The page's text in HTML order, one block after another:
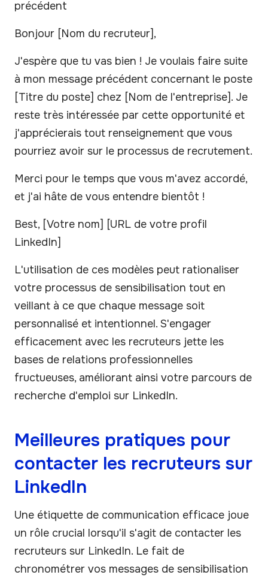
précédent
Bonjour [Nom du recruteur],
J'espère que tu vas bien ! Je voulais faire suite
à mon message précédent concernant le poste
[Titre du poste] chez [Nom de l'entreprise]. Je
reste très intéressée par cette opportunité et
j'apprécierais tout renseignement que vous
pourriez avoir sur le processus de recrutement.
Merci pour le temps que vous m'avez accordé,
et j'ai hâte de vous entendre bientôt !
Best, [Votre nom] [URL de votre profil
LinkedIn]
L'utilisation de ces modèles peut rationaliser
votre processus de sensibilisation tout en
veillant à ce que chaque message soit
personnalisé et intentionnel. S'engager
efficacement avec les recruteurs jette les
bases de relations professionnelles
fructueuses, améliorant ainsi votre parcours de
recherche d'emploi sur LinkedIn.
Meilleures pratiques pour
contacter les recruteurs sur
LinkedIn
Une étiquette de communication efficace joue
un rôle crucial lorsqu'il s'agit de contacter les
recruteurs sur LinkedIn. Le fait de
chronométrer vos messages de sensibilisation